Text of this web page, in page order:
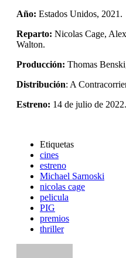
Año: Estados Unidos, 2021.
Reparto: Nicolas Cage,
Walton.
Producción: Thomas
Distribución: A
Estreno: 14 de julio de 2022.
Etiquetas
cines
estreno
Michael Sarnoski
nicolas cage
pelicula
PIG
premios
thriller